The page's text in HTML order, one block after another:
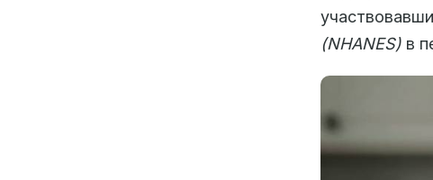
(NHANES) в